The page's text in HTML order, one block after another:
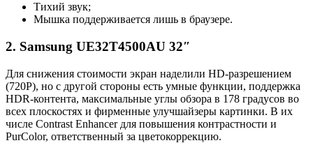
Тихий звук;
Мышка поддерживается лишь в браузере.
2. Samsung UE32T4500AU 32″
Для снижения стоимости экран наделили HD-разрешением
(720P), но с другой стороны есть умные функции, поддержка
HDR-контента, максимальные углы обзора в 178 градусов во
всех плоскостях и фирменные улучшайзеры картинки. В их
числе Contrast Enhancer для повышения контрастности и
PurColor, ответственный за цветокоррекцию.